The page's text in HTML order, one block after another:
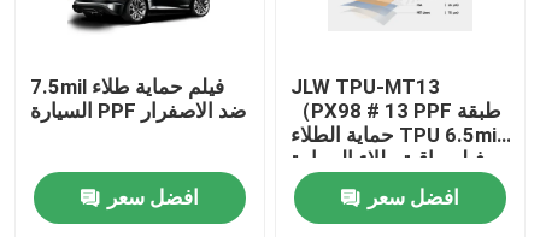
7.5mil فيلم حماية طلاء
السيارة PPF ضد الاصفرار
افضل سعر
JLW TPU-MT13
（PX98 # 13 PPF طبقة
حماية الطلاء TPU 6.5mil
فيلم واقية طلاء السيارة
الشفاف
افضل سعر